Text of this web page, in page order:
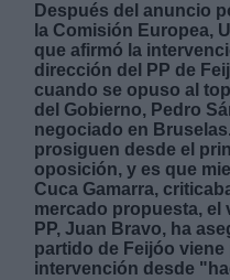
Después del anuncio
la Comisión Europea,
que afirmó la
dirección del PP de
cuando se opuso al
del Gobierno, Pedro
negociado en
prosiguen desde el
oposición, y es que
Cuca Gamarra,
mercado propuesta, el
PP, Juan Bravo, ha
partido de Feijóo
intervención desde